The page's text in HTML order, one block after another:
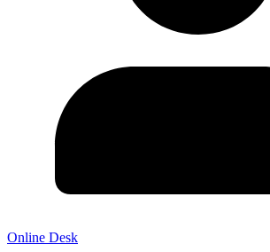
Online Desk